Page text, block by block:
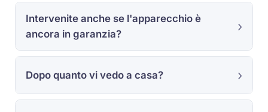
Intervenite anche se l'apparecchio è
ancora in garanzia?
Dopo quanto vi vedo a casa?